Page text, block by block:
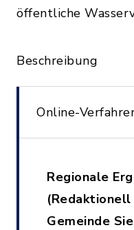
öffentliche
Beschreibung
Online-
Regionale
Gemeinde